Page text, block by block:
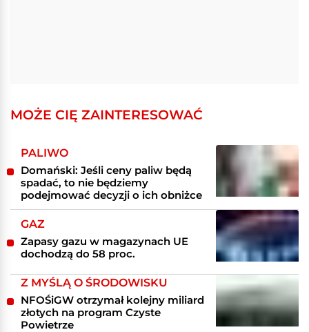
MOŻE CIĘ ZAINTERESOWAĆ
PALIWO
Domański: Jeśli ceny paliw będą
spadać, to nie będziemy
podejmować decyzji o ich obniżce
GAZ
Zapasy gazu w magazynach UE
dochodzą do 58 proc.
Z MYŚLĄ O ŚRODOWISKU
NFOŚiGW otrzymał kolejny miliard
złotych na program Czyste
Powietrze